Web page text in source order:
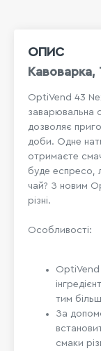
ОПИС
OptiVend 43
заварювальна
дозволяє
доби. Одне
отримаєте
буде еспресо,
чай? З новим
різні.
Особливості:
OptiVend
тим
За
смаки